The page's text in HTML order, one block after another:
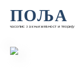
ПОЉА
часопис за књижевност и теорију